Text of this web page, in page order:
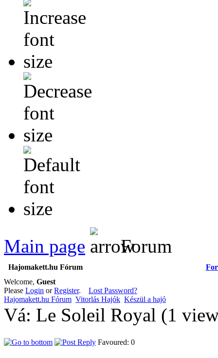
Main page Forum
Hajomakett.hu Fórum
Welcome, Guest
Please Login orRegister. Lost Password?
Hajomakett.hu Fórum Vitorlás Hajók Készül a hajó
Vá: Le Soleil Royal (1
Favoured: 0